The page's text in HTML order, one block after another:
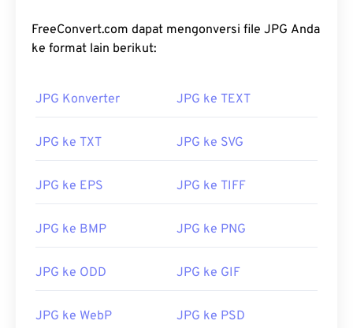
FreeConvert.com dapat mengonversi file JPG Anda
ke format lain berikut:
JPG Konverter JPG ke TEXT
JPG ke TXT JPG ke SVG
JPG ke EPS JPG ke TIFF
JPG ke BMP JPG ke PNG
JPG ke ODD JPG ke GIF
JPG ke WebP JPG ke PSD